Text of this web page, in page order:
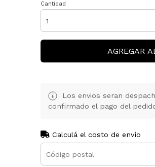
Cantidad
AGREGAR
Los envios seran
confirmado el pago del
Calculá el costo de envío